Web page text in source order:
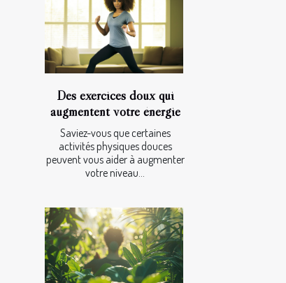
Des exercices doux qui
augmentent votre énergie
Saviez-vous que certaines
activités physiques douces
peuvent vous aider à augmenter
votre niveau...